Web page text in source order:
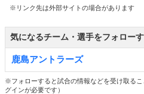
※リンク先は外部サイトの場合があります
気になるチーム・選手をフォロー
鹿島アントラーズ
※フォローすると試合の情報などを受け取るこ
グインが必要です）